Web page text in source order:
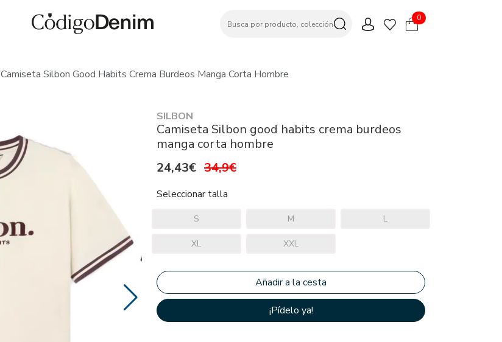
0
Camiseta Silbon Good Habits Crema Burdeos Manga Corta Hombre
SILBON
Camiseta Silbon good habits crema burdeos
manga corta hombre
24,43€ 34,9€
Seleccionar talla
S M L
XL XXL
¡Pídelo ya!